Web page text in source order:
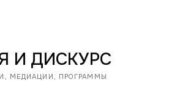
И ДИСКУРС
МЕДИАЦИИ, ПРОГРАММЫ